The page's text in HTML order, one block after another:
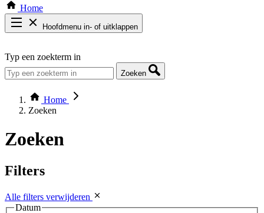
Home
Hoofdmenu in- of uitklappen
Thema COVID-19
Bekijk per bestuursorgaan
Typ een zoekterm in
Zoeken
Home
Zoeken
Zoeken
Filters
Alle filters verwijderen
Datum